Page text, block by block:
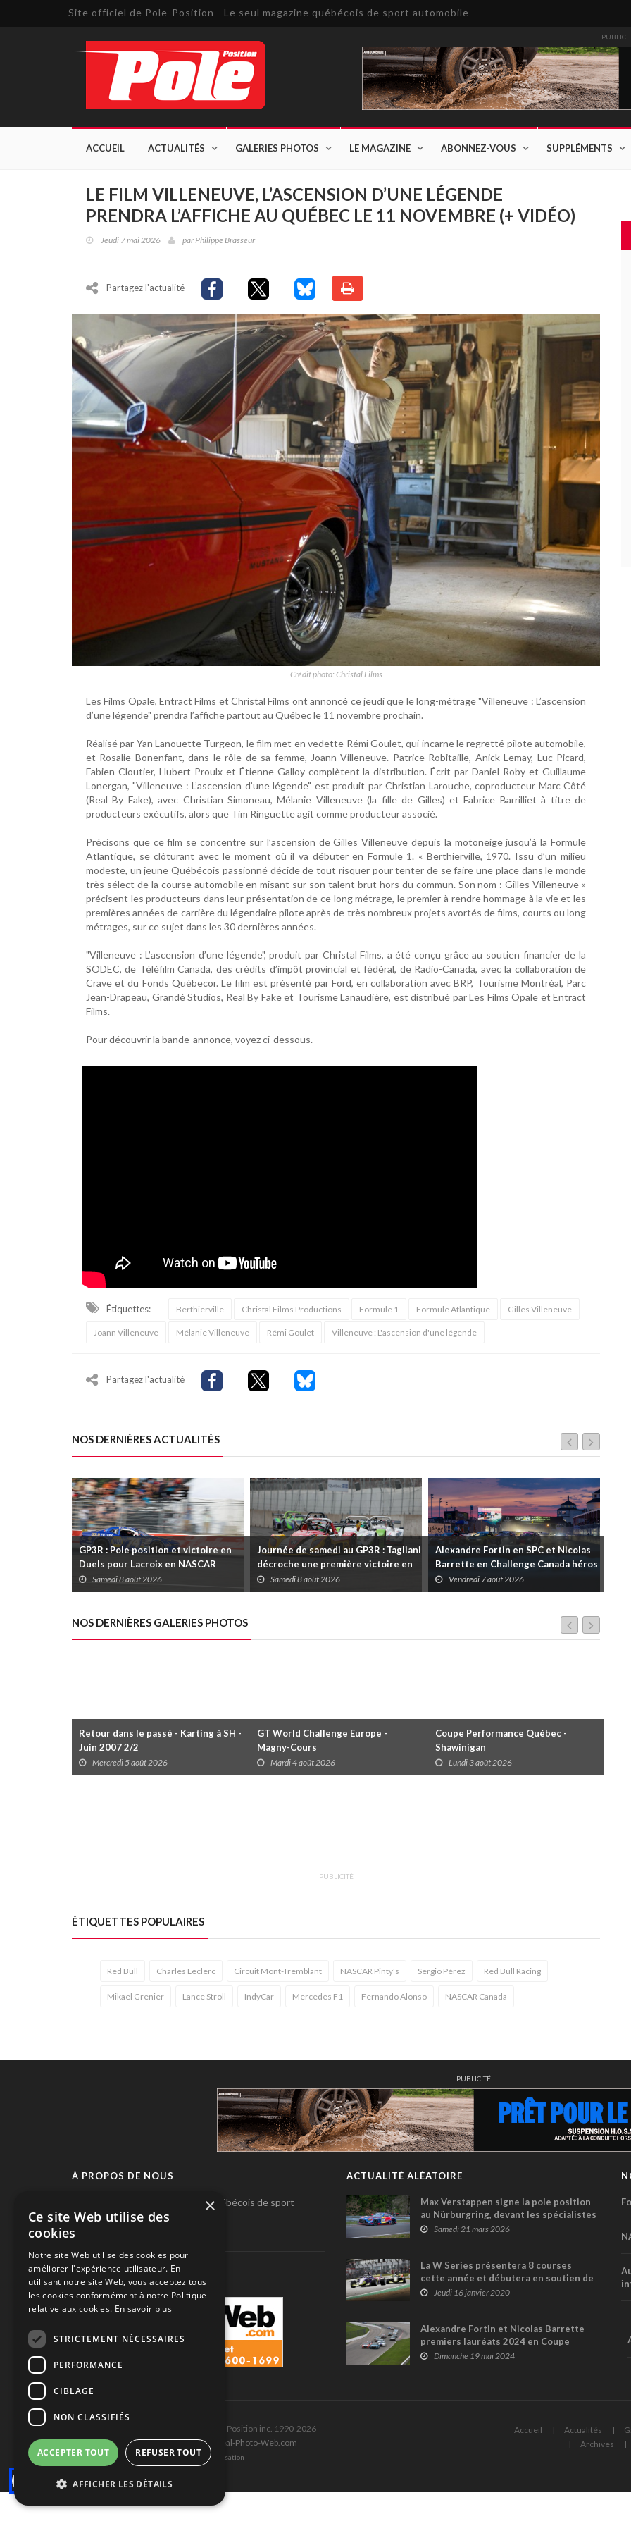
Site officiel de Pole-Position - Le seul magazine québécois de sport automobile
ACCUEIL ACTUALITÉS GALERIES PHOTOS LE MAGAZINE ABONNEZ-VOUS SUPPLÉMENTS
LE FILM VILLENEUVE, L’ASCENSION D’UNE LÉGENDE
PRENDRA L’AFFICHE AU QUÉBEC LE 11 NOVEMBRE (+ VIDÉO)
Jeudi 7 mai 2026 parPhilippe Brasseur
Partagez l'actualité
Crédit photo: Christal Films
Les Films Opale, Entract Films et Christal Films ont annoncé ce jeudi que le long-métrage "Villeneuve : L’ascension
d’une légende" prendra l’affiche partout au Québec le 11 novembre prochain.
Réalisé par Yan Lanouette Turgeon, le film met en vedette Rémi Goulet, qui incarne le regretté pilote automobile,
et Rosalie Bonenfant, dans le rôle de sa femme, Joann Villeneuve. Patrice Robitaille, Anick Lemay, Luc Picard,
Fabien Cloutier, Hubert Proulx et Étienne Galloy complètent la distribution. Écrit par Daniel Roby et Guillaume
Lonergan, "Villeneuve : L’ascension d’une légende" est produit par Christian Larouche, coproducteur Marc Côté
(Real By Fake), avec Christian Simoneau, Mélanie Villeneuve (la fille de Gilles) et Fabrice Barrilliet à titre de
producteurs exécutifs, alors que Tim Ringuette agit comme producteur associé.
Précisons que ce film se concentre sur l’ascension de Gilles Villeneuve depuis la motoneige jusqu’à la Formule
Atlantique, se clôturant avec le moment où il va débuter en Formule 1. « Berthierville, 1970. Issu d’un milieu
modeste, un jeune Québécois passionné décide de tout risquer pour tenter de se faire une place dans le monde
très sélect de la course automobile en misant sur son talent brut hors du commun. Son nom : Gilles Villeneuve »
précisent les producteurs dans leur présentation de ce long métrage, le premier à rendre hommage à la vie et les
premières années de carrière du légendaire pilote après de très nombreux projets avortés de films, courts ou long
métrages, sur ce sujet dans les 30 dernières années.
"Villeneuve : L’ascension d’une légende", produit par Christal Films, a été conçu grâce au soutien financier de la
SODEC, de Téléfilm Canada, des crédits d’impôt provincial et fédéral, de Radio-Canada, avec la collaboration de
Crave et du Fonds Québecor. Le film est présenté par Ford, en collaboration avec BRP, Tourisme Montréal, Parc
Jean-Drapeau, Grandé Studios, Real By Fake et Tourisme Lanaudière, est distribué par Les Films Opale et Entract
Films.
Pour découvrir la bande-annonce, voyez ci-dessous.
Étiquettes: Berthierville Christal Films Productions Formule 1 Formule Atlantique Gilles Villeneuve
Joann Villeneuve Mélanie Villeneuve Rémi Goulet Villeneuve : L'ascension d'une légende
Partagez l'actualité
NOS DERNIÈRES ACTUALITÉS
GP3R : Pole position et victoire en
Duels pour Lacroix en NASCAR
Canada; Camirand remporte l'autre
Duels
Samedi 8 août 2026
Journée de samedi au GP3R : Tagliani
décroche une première victoire en
Coupe Radical; des courses très
disputées dans toutes les séries
Samedi 8 août 2026
Alexandre Fortin en SPC et Nicolas
Barrette en Challenge Canada héros
des premières courses du week-end
au GP3R
Vendredi 7 août 2026
NOS DERNIÈRES GALERIES PHOTOS
Retour dans le passé - Karting à SH -
Juin 2007 2/2
Mercredi 5 août 2026
GT World Challenge Europe -
Magny-Cours
Mardi 4 août 2026
Coupe Performance Québec -
Shawinigan
Lundi 3 août 2026
PUBLICITÉ
ÉTIQUETTES POPULAIRES
Red Bull Charles Leclerc Circuit Mont-Tremblant NASCAR Pinty's Sergio Pérez Red Bull Racing
Mikael Grenier Lance Stroll IndyCar Mercedes F1 Fernando Alonso NASCAR Canada
PUBLICITÉ
À PROPOS DE NOUS
Pole-Position, le seul magazine québécois de sport
automobile.
SUIVEZ-NOUS
ACTUALITÉ ALÉATOIRE
Max Verstappen signe la pole position
au Nürburgring, devant les spécialistes
de la série NLS !
Samedi 21 mars 2026
La W Series présentera 8 courses
cette année et débutera en soutien de
la F1 à Austin et Mexico
Jeudi 16 janvier 2020
Alexandre Fortin et Nicolas Barrette
premiers lauréats 2024 en Coupe
Nissan Sentra !
Dimanche 19 mai 2024
Tous droits réservés © Les Éditions Pole-Position inc. 1990-2026
Ce site est produit et hébergé par Montréal-Photo-Web.com
Politique de confidentialité et Conditions d’utilisation
Accueil Actualités
Archives
×
Ce site Web utilise des
cookies
Notre site Web utilise des cookies pour
améliorer l'expérience utilisateur. En
utilisant notre site Web, vous acceptez tous
les cookies conformément à notre Politique
relative aux cookies. En savoir plus
STRICTEMENT NÉCESSAIRES
PERFORMANCE
CIBLAGE
NON CLASSIFIÉS
ACCEPTER TOUT REFUSER TOUT
AFFICHER LES DÉTAILS